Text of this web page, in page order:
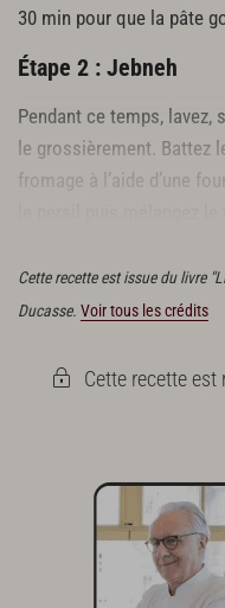
30 min pour que la pâte
Étape 2 : Jebneh
Pendant ce temps, lavez,
le grossièrement. Battez
fromage à l’aide d’une
Cette recette est issue du livre
Ducasse. Voir tous les crédits
Cette recette